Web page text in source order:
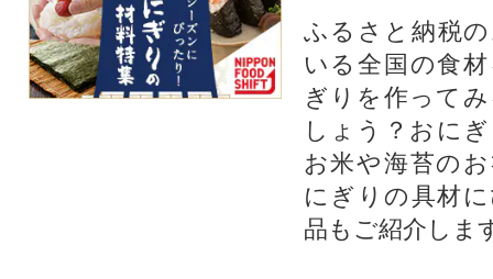
ふるさと納税
いる全国の食
ぎりを作って
しょう？おに
お米や海苔の
にぎりの具材
品もご紹介しま